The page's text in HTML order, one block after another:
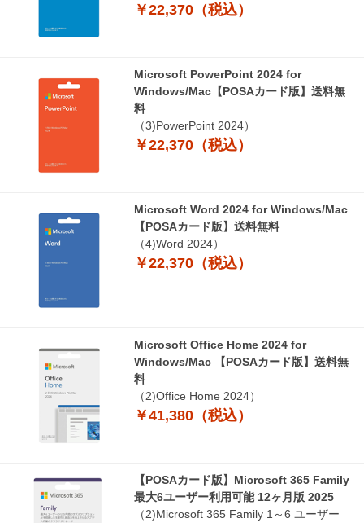
￥22,370（税込）
Microsoft PowerPoint 2024 for
Windows/Mac【POSAカード版】送料無
料
（3)PowerPoint 2024）
￥22,370（税込）
Microsoft Word 2024 for Windows/Mac
【POSAカード版】送料無料
（4)Word 2024）
￥22,370（税込）
Microsoft Office Home 2024 for
Windows/Mac 【POSAカード版】送料無
料
（2)Office Home 2024）
￥41,380（税込）
【POSAカード版】Microsoft 365 Family
最大6ユーザー利用可能 12ヶ月版 2025
（2)Microsoft 365 Family 1～6 ユーザー